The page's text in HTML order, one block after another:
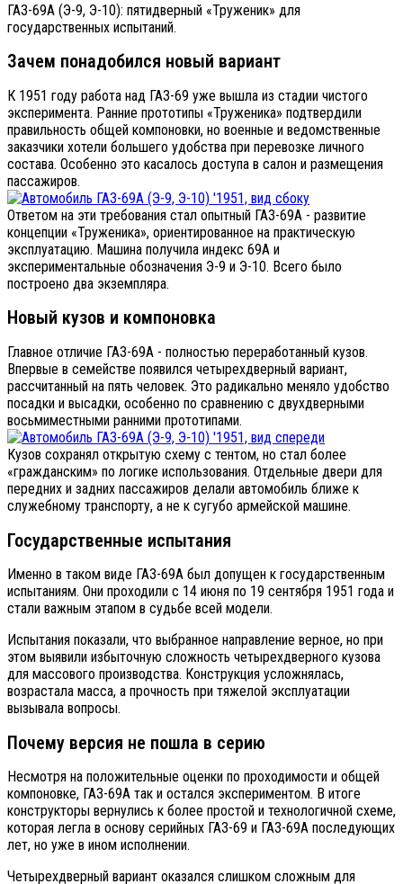
ГАЗ-69А (Э-9, Э-10): пятидверный «Труженик» для
государственных испытаний.
Зачем понадобился новый вариант
К 1951 году работа над ГАЗ-69 уже вышла из стадии чистого
эксперимента. Ранние прототипы «Труженика» подтвердили
правильность общей компоновки, но военные и ведомственные
заказчики хотели большего удобства при перевозке личного
состава. Особенно это касалось доступа в салон и размещения
пассажиров.
Ответом на эти требования стал опытный ГАЗ-69А - развитие
концепции «Труженика», ориентированное на практическую
эксплуатацию. Машина получила индекс 69А и
экспериментальные обозначения Э-9 и Э-10. Всего было
построено два экземпляра.
Новый кузов и компоновка
Главное отличие ГАЗ-69А - полностью переработанный кузов.
Впервые в семействе появился четырехдверный вариант,
рассчитанный на пять человек. Это радикально меняло удобство
посадки и высадки, особенно по сравнению с двухдверными
восьмиместными ранними прототипами.
Кузов сохранял открытую схему с тентом, но стал более
«гражданским» по логике использования. Отдельные двери для
передних и задних пассажиров делали автомобиль ближе к
служебному транспорту, а не к сугубо армейской машине.
Государственные испытания
Именно в таком виде ГАЗ-69А был допущен к государственным
испытаниям. Они проходили с 14 июня по 19 сентября 1951 года и
стали важным этапом в судьбе всей модели.
Испытания показали, что выбранное направление верное, но при
этом выявили избыточную сложность четырехдверного кузова
для массового производства. Конструкция усложнялась,
возрастала масса, а прочность при тяжелой эксплуатации
вызывала вопросы.
Почему версия не пошла в серию
Несмотря на положительные оценки по проходимости и общей
компоновке, ГАЗ-69А так и остался экспериментом. В итоге
конструкторы вернулись к более простой и технологичной схеме,
которая легла в основу серийных ГАЗ-69 и ГАЗ-69А последующих
лет, но уже в ином исполнении.
Четырехдверный вариант оказался слишком сложным для